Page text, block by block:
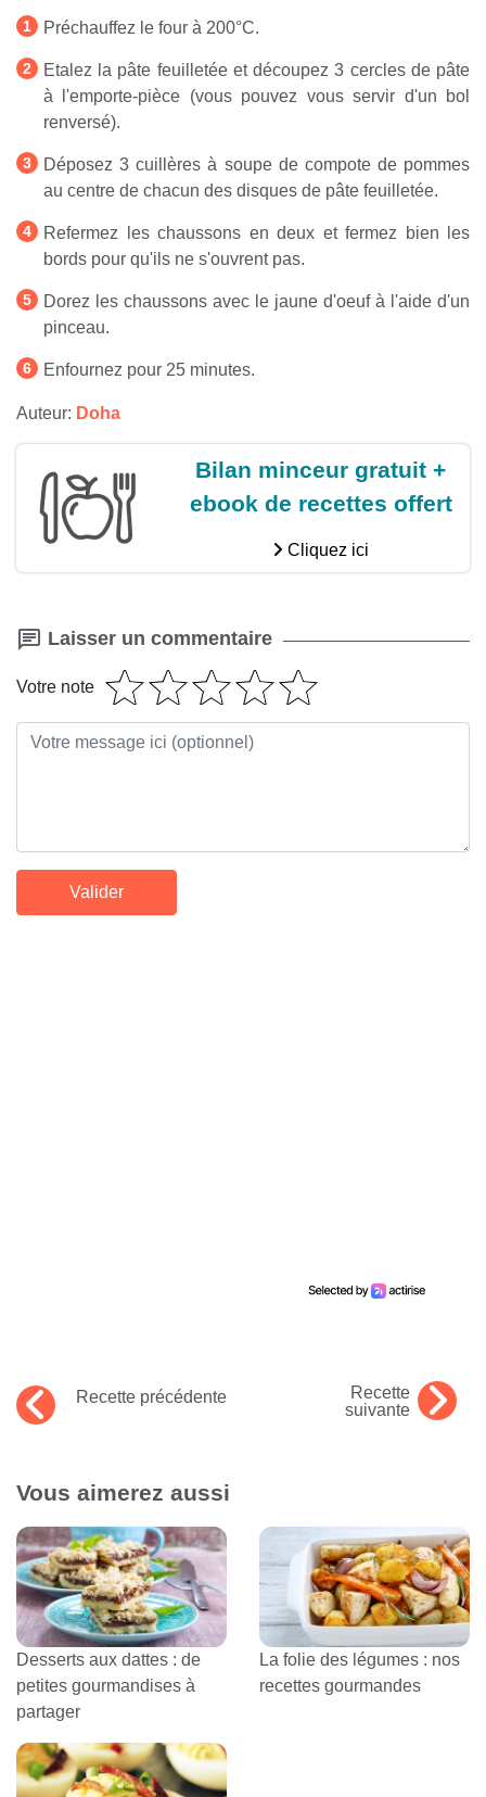
Préchauffez le four à 200°C.
Etalez la pâte feuilletée et découpez 3 cercles de pâte
à l'emporte-pièce (vous pouvez vous servir d'un bol
renversé).
Déposez 3 cuillères à soupe de compote de pommes
au centre de chacun des disques de pâte feuilletée.
Refermez les chaussons en deux et fermez bien les
bords pour qu'ils ne s'ouvrent pas.
Dorez les chaussons avec le jaune d'oeuf à l'aide d'un
pinceau.
Enfournez pour 25 minutes.
Auteur: Doha
Bilan minceur gratuit +
ebook de recettes offert
Cliquez ici
Laisser un commentaire
Votre note
Recette précédente
Recette
suivante
Vous aimerez aussi
Desserts aux dattes : de
petites gourmandises à
partager
La folie des légumes : nos
recettes gourmandes